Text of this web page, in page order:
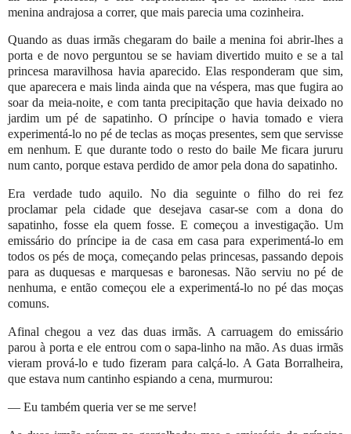
menina andrajosa a correr, que mais parecia uma cozinheira.
Quando as duas irmãs chegaram do baile a menina foi abrir-lhes a
porta e de novo perguntou se se haviam divertido muito e se a tal
princesa maravilhosa havia aparecido. Elas responderam que sim,
que aparecera e mais linda ainda que na véspera, mas que fugira ao
soar da meia-noite, e com tanta precipitação que havia deixado no
jardim um pé de sapatinho. O príncipe o havia tomado e viera
experimentá-lo no pé de teclas as moças presentes, sem que servisse
em nenhum. E que durante todo o resto do baile Me ficara jururu
num canto, porque estava perdido de amor pela dona do sapatinho.
Era verdade tudo aquilo. No dia seguinte o filho do rei fez
proclamar pela cidade que desejava casar-se com a dona do
sapatinho, fosse ela quem fosse. E começou a investigação. Um
emissário do príncipe ia de casa em casa para experimentá-lo em
todos os pés de moça, começando pelas princesas, passando depois
para as duquesas e marquesas e baronesas. Não serviu no pé de
nenhuma, e então começou ele a experimentá-lo no pé das moças
comuns.
Afinal chegou a vez das duas irmãs. A carruagem do emissário
parou à porta e ele entrou com o sapa-linho na mão. As duas irmãs
vieram prová-lo e tudo fizeram para calçá-lo. A Gata Borralheira,
que estava num cantinho espiando a cena, murmurou:
— Eu também queria ver se me serve!